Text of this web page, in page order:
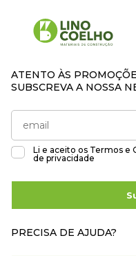
ATENTO ÀS
SUBSCREVA A NOSSA
Li e aceito os Termos e
de privacidade
PRECISA DE AJUDA?